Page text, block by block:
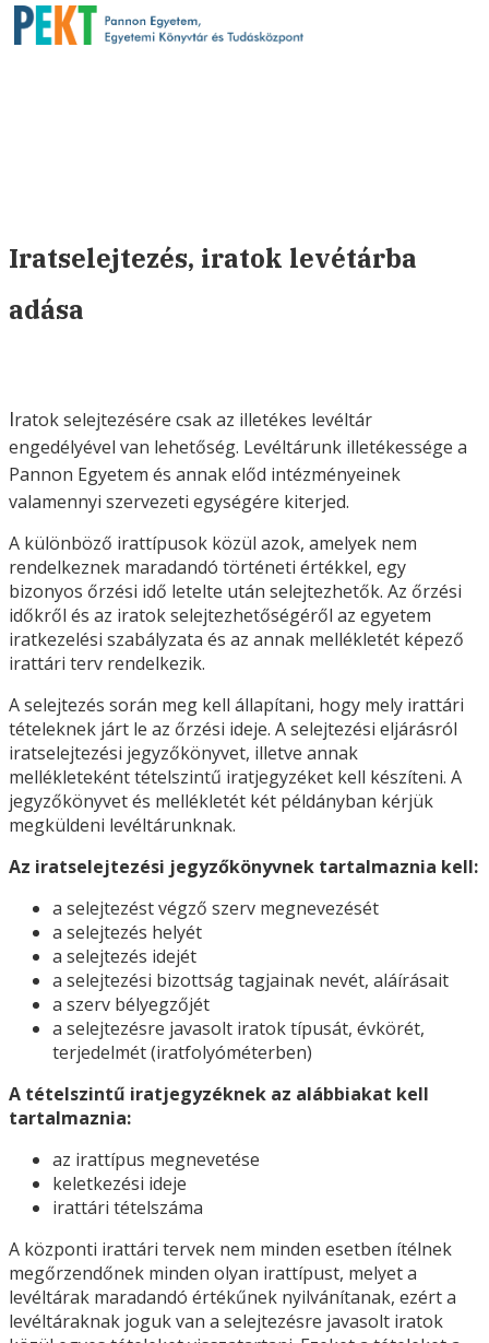
Iratselejtezés, iratok levétárba
adása
Iratok selejtezésére csak az illetékes levéltár
engedélyével van lehetőség. Levéltárunk illetékessége a
Pannon Egyetem és annak előd intézményeinek
valamennyi szervezeti egységére kiterjed.
A különböző irattípusok közül azok, amelyek nem
rendelkeznek maradandó történeti értékkel, egy
bizonyos őrzési idő letelte után selejtezhetők. Az őrzési
időkről és az iratok selejtezhetőségéről az egyetem
iratkezelési szabályzata és az annak mellékletét képező
irattári terv rendelkezik.
A selejtezés során meg kell állapítani, hogy mely irattári
tételeknek járt le az őrzési ideje. A selejtezési eljárásról
iratselejtezési jegyzőkönyvet, illetve annak
mellékleteként tételszintű iratjegyzéket kell készíteni. A
jegyzőkönyvet és mellékletét két példányban kérjük
megküldeni levéltárunknak.
Az iratselejtezési jegyzőkönyvnek tartalmaznia kell:
a selejtezést végző szerv megnevezését
a selejtezés helyét
a selejtezés idejét
a selejtezési bizottság tagjainak nevét, aláírásait
a szerv bélyegzőjét
a selejtezésre javasolt iratok típusát, évkörét,
terjedelmét (iratfolyóméterben)
A tételszintű iratjegyzéknek az alábbiakat kell
tartalmaznia:
az irattípus megnevetése
keletkezési ideje
irattári tételszáma
A központi irattári tervek nem minden esetben ítélnek
megőrzendőnek minden olyan irattípust, melyet a
levéltárak maradandó értékűnek nyilvánítanak, ezért a
levéltáraknak joguk van a selejtezésre javasolt iratok